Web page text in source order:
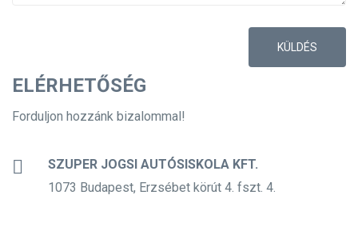
KÜLDÉS
ELÉRHETŐSÉG
Forduljon hozzánk bizalommal!
SZUPER JOGSI AUTÓSISKOLA KFT.
1073 Budapest, Erzsébet körút 4. fszt. 4.